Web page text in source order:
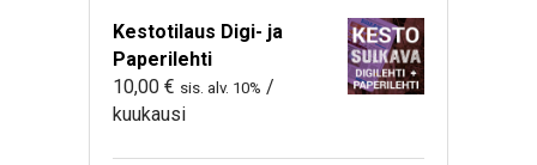
Kestotilaus Digi- ja
Paperilehti
10,00 € sis. alv. 10% /
kuukausi